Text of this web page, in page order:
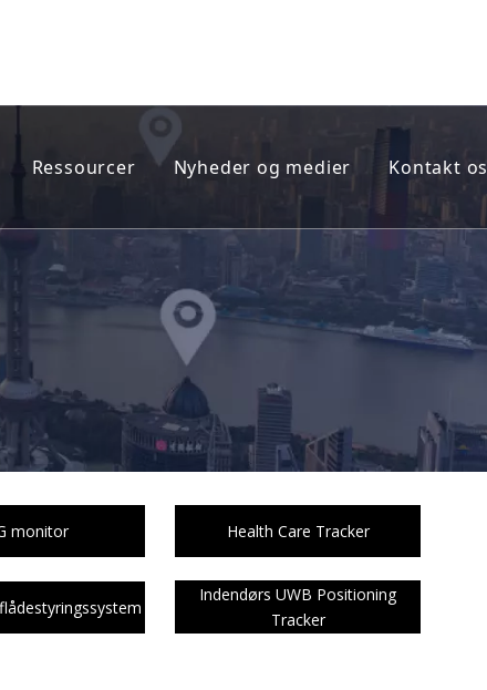
Tracker
af sundhedsvæsen
sporing
og brændstofovervågning
UWB-positionering
og Asset Management
Ressourcer
Teknisk support online jobordre
EFTERSALGSSERVICE (RMA FORM)
Nyheder og medier Kontakt os
monitor Health Care Tracker
Indendørs UWB Positioning
Tracker